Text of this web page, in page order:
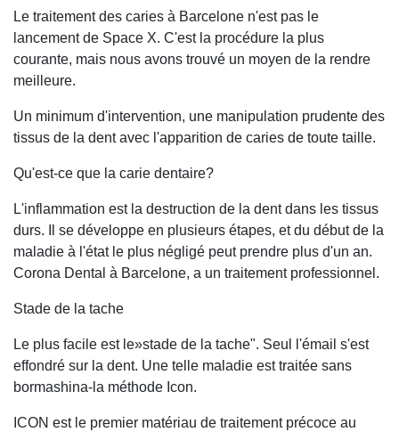
Le traitement des caries à Barcelone n'est pas le
lancement de Space X. C'est la procédure la plus
courante, mais nous avons trouvé un moyen de la rendre
meilleure.
Un minimum d'intervention, une manipulation prudente des
tissus de la dent avec l'apparition de caries de toute taille.
Qu'est-ce que la carie dentaire?
L'inflammation est la destruction de la dent dans les tissus
durs. Il se développe en plusieurs étapes, et du début de la
maladie à l'état le plus négligé peut prendre plus d'un an.
Corona Dental à Barcelone, a un traitement professionnel.
Stade de la tache
Le plus facile est le»stade de la tache". Seul l'émail s'est
effondré sur la dent. Une telle maladie est traitée sans
bormashina-la méthode Icon.
ICON est le premier matériau de traitement précoce au